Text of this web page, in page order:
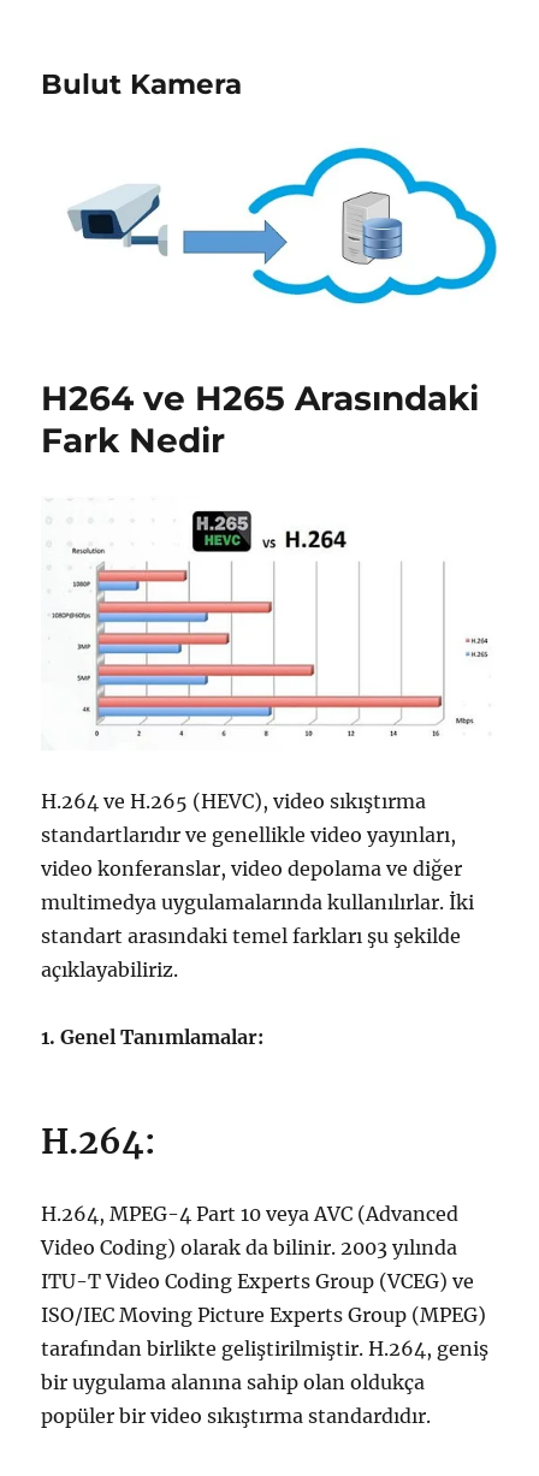
Bulut Kamera
H264 ve H265 Arasındaki
Fark Nedir
H.264 ve H.265 (HEVC), video sıkıştırma
standartlarıdır ve genellikle video yayınları,
video konferanslar, video depolama ve diğer
multimedya uygulamalarında kullanılırlar. İki
standart arasındaki temel farkları şu şekilde
açıklayabiliriz.
1. Genel Tanımlamalar:
H.264:
H.264, MPEG-4 Part 10 veya AVC (Advanced
Video Coding) olarak da bilinir. 2003 yılında
ITU-T Video Coding Experts Group (VCEG) ve
ISO/IEC Moving Picture Experts Group (MPEG)
tarafından birlikte geliştirilmiştir. H.264, geniş
bir uygulama alanına sahip olan oldukça
popüler bir video sıkıştırma standardıdır.